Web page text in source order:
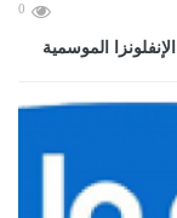
0
الموسمية